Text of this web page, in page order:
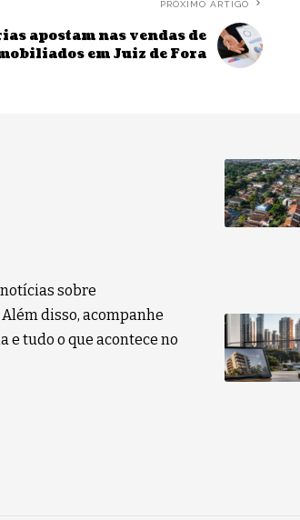
PRÓXIMO ARTIGO
apostam nas vendas de
em Juiz de Fora
sobre
disso, acompanhe
tudo o que acontece no